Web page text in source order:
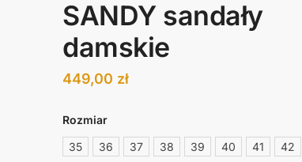
SANDY sandały
damskie
449,00 zł
Rozmiar
35
36 37 38 39 40 41 42